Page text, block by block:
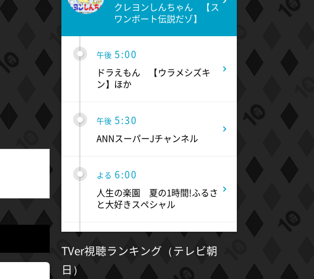
クレヨンしんちゃん 【ス
ワンボート伝説だゾ】
午後 5:00
ドラえもん 【ウラメシズキ
ン】ほか
午後 5:30
ANNスーパーJチャンネル
よる 6:00
人生の楽園 夏の1時間!ふるさ
と大好きスペシャル
サンド&芦田愛菜の博士ちゃ
ん 伊藤沙莉が初参戦!!目利き
TVer視聴ランキング（テレビ朝
日）